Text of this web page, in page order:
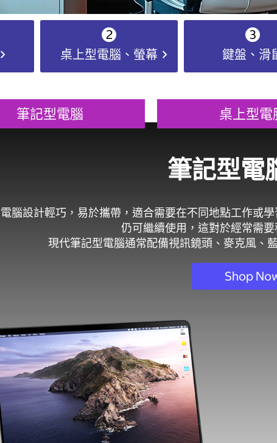
chevron_right 桌上型電腦、螢幕 chevron_right 鍵盤、滑
筆記型電腦 桌上型電
筆記型電
電腦設計輕巧，易於攜帶，適合需要在不同地點工作或
仍可繼續使用，這對於經常需
現代筆記型電腦通常配備視訊鏡頭、麥克風、
Shop